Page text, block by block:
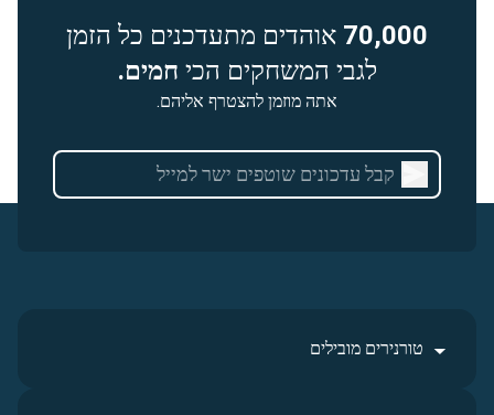
70,000 אוהדים מתעדכנים כל הזמן
לגבי המשחקים הכי חמים.
אתה מוזמן להצטרף אליהם.
טורנירים מובילים